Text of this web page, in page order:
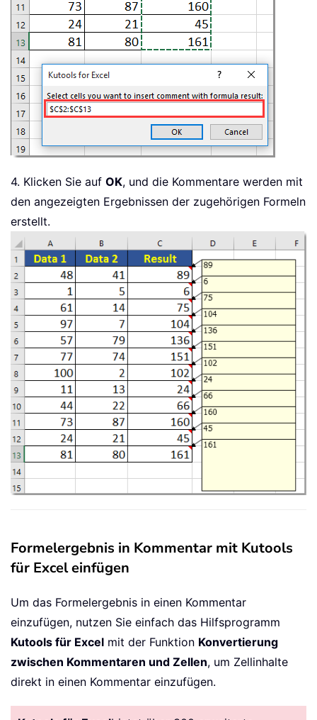
4. Klicken Sie auf OK, und die Kommentare werden mit
den angezeigten Ergebnissen der zugehörigen Formeln
erstellt.
Formelergebnis in Kommentar mit Kutools
für Excel einfügen
Um das Formelergebnis in einen Kommentar
einzufügen, nutzen Sie einfach das Hilfsprogramm
Kutools für Excel mit der Funktion Konvertierung
zwischen Kommentaren und Zellen, um Zellinhalte
direkt in einen Kommentar einzufügen.